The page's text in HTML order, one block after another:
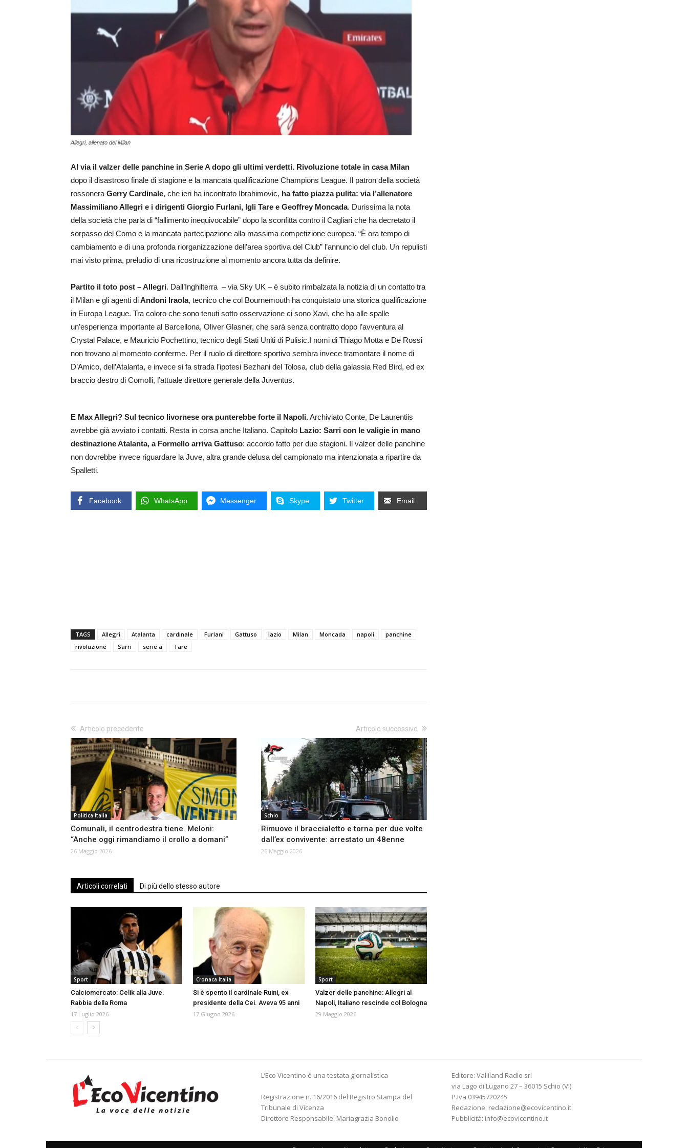
Allegri, allenato del Milan
Al via il valzer delle panchine in Serie A dopo gli ultimi verdetti. Rivoluzione totale in casa Milan
dopo il disastroso finale di stagione e la mancata qualificazione Champions League. Il patron della società
rossonera Gerry Cardinale, che ieri ha incontrato Ibrahimovic, ha fatto piazza pulita: via l’allenatore
Massimiliano Allegri e i dirigenti Giorgio Furlani, Igli Tare e Geoffrey Moncada. Durissima la nota
della società che parla di “fallimento inequivocabile” dopo la sconfitta contro il Cagliari che ha decretato il
sorpasso del Como e la mancata partecipazione alla massima competizione europea. “È ora tempo di
cambiamento e di una profonda riorganizzazione dell’area sportiva del Club” l’annuncio del club. Un repulisti
mai visto prima, preludio di una ricostruzione al momento ancora tutta da definire.
Partito il toto post – Allegri. Dall’Inghilterra – via Sky UK – è subito rimbalzata la notizia di un contatto tra
il Milan e gli agenti diAndoni Iraola, tecnico che col Bournemouth ha conquistato una storica qualificazione
in Europa League. Tra coloro che sono tenuti sotto osservazione ci sono Xavi, che ha alle spalle
un’esperienza importante al Barcellona, Oliver Glasner, che sarà senza contratto dopo l’avventura al
Crystal Palace, e Mauricio Pochettino, tecnico degli Stati Uniti di Pulisic.I nomi di Thiago Motta e De Rossi
non trovano al momento conferme. Per il ruolo di direttore sportivo sembra invece tramontare il nome di
D’Amico, dell’Atalanta, e invece si fa strada l’ipotesi Bezhani del Tolosa, club della galassia Red Bird, ed ex
braccio destro di Comolli, l’attuale direttore generale della Juventus.
E Max Allegri? Sul tecnico livornese ora punterebbe forte il Napoli.Archiviato Conte, De Laurentiis
avrebbe già avviato i contatti. Resta in corsa anche Italiano. Capitolo Lazio: Sarri con le valigie in mano
destinazione Atalanta, a Formello arriva Gattuso: accordo fatto per due stagioni. Il valzer delle panchine
non dovrebbe invece riguardare la Juve, altra grande delusa del campionato ma intenzionata a ripartire da
Spalletti.
Facebook WhatsApp Messenger Skype Twitter Email
TAGS Allegri Atalanta cardinale Furlani Gattuso lazio Milan Moncada napoli
panchine
rivoluzione
Sarri serie a Tare
Articolo precedente
Politica Italia
Comunali, il centrodestra tiene. Meloni:
“Anche oggi rimandiamo il crollo a domani”
26 Maggio 2026
Articolo successivo
Schio
Rimuove il braccialetto e torna per due volte
dall’ex convivente: arrestato un 48enne
26 Maggio 2026
Articoli correlati Di più dello stesso autore
Sport
Calciomercato: Celik alla Juve.
Rabbia della Roma
17 Luglio 2026
Cronaca Italia
Si è spento il cardinale Ruini, ex
presidente della Cei. Aveva 95 anni
17 Giugno 2026
Sport
Valzer delle panchine: Allegri al
Napoli, Italiano rescinde col Bologna
29 Maggio 2026
L’Eco Vicentino è una testata giornalistica
Registrazione n. 16/2016 del Registro Stampa del
Tribunale di Vicenza
Direttore Responsabile: Mariagrazia Bonollo
Editore: Valliland Radio srl
via Lago di Lugano 27 – 36015 Schio (VI)
P.Iva 03945720245
Redazione: redazione@ecovicentino.it
Pubblicità: info@ecovicentino.it